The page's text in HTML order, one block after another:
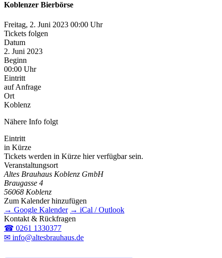
Koblenzer Bierbörse
Freitag, 2. Juni 2023 00:00 Uhr
Tickets folgen
Datum
2. Juni 2023
Beginn
00:00 Uhr
Eintritt
auf Anfrage
Ort
Koblenz
Nähere Info folgt
Eintritt
in Kürze
Tickets werden in Kürze hier verfügbar sein.
Veranstaltungsort
Altes Brauhaus Koblenz GmbH
Braugasse 4
56068 Koblenz
Zum Kalender hinzufügen
→ Google Kalender → iCal / Outlook
Kontakt & Rückfragen
☎ 0261 1330377
✉ info@altesbrauhaus.de